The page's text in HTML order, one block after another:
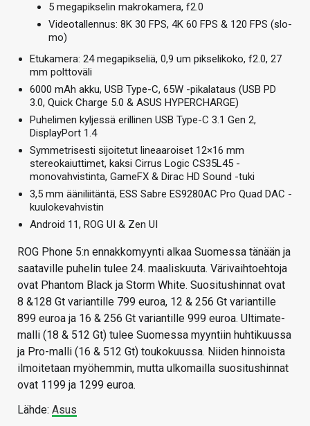
5 megapikselin makrokamera, f2.0
Videotallennus: 8K 30 FPS, 4K 60 FPS & 120 FPS (slo-
mo)
Etukamera: 24 megapikseliä, 0,9 um pikselikoko, f2.0, 27
mm polttoväli
6000 mAh akku, USB Type-C, 65W -pikalataus (USB PD
3.0, Quick Charge 5.0 & ASUS HYPERCHARGE)
Puhelimen kyljessä erillinen USB Type-C 3.1 Gen 2,
DisplayPort 1.4
Symmetrisesti sijoitetut lineaaroiset 12×16 mm
stereokaiuttimet, kaksi Cirrus Logic CS35L45 -
monovahvistinta, GameFX & Dirac HD Sound -tuki
3,5 mm ääniliitäntä, ESS Sabre ES9280AC Pro Quad DAC -
kuulokevahvistin
Android 11, ROG UI & Zen UI
ROG Phone 5:n ennakkomyynti alkaa Suomessa tänään ja
saataville puhelin tulee 24. maaliskuuta. Värivaihtoehtoja
ovat Phantom Black ja Storm White. Suositushinnat ovat
8 &128 Gt variantille 799 euroa, 12 & 256 Gt variantille
899 euroa ja 16 & 256 Gt variantille 999 euroa. Ultimate-
malli (18 & 512 Gt) tulee Suomessa myyntiin huhtikuussa
ja Pro-malli (16 & 512 Gt) toukokuussa. Niiden hinnoista
ilmoitetaan myöhemmin, mutta ulkomailla suositushinnat
ovat 1199 ja 1299 euroa.
Lähde: Asus